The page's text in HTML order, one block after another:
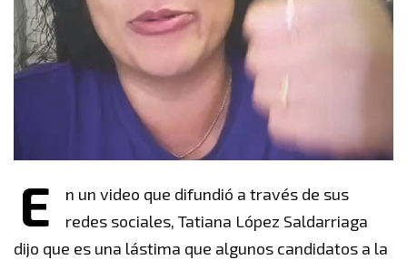
E
n un video que difundió a través de sus
redes sociales, Tatiana López Saldarriaga
dijo que es una lástima que algunos candidatos a la